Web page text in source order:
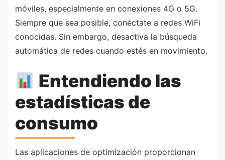
móviles, especialmente en conexiones 4G o 5G.
Siempre que sea posible, conéctate a redes WiFi
conocidas. Sin embargo, desactiva la búsqueda
automática de redes cuando estés en movimiento.
Entendiendo las
estadísticas de
consumo
Las aplicaciones de optimización proporcionan